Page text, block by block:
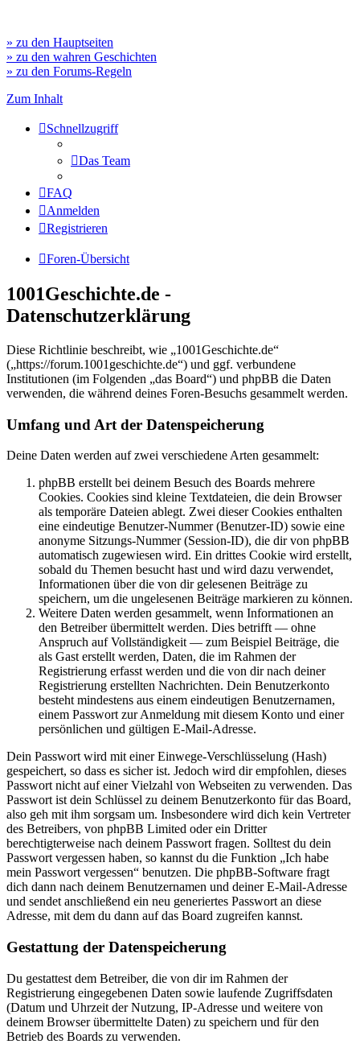
» zu den Hauptseiten
» zu den wahren Geschichten
» zu den Forums-Regeln
Zum Inhalt
Schnellzugriff
Das Team
FAQ
Anmelden
Registrieren
Foren-Übersicht
1001Geschichte.de -
Datenschutzerklärung
Diese Richtlinie beschreibt, wie „1001Geschichte.de“
(„https://forum.1001geschichte.de“) und ggf. verbundene
Institutionen (im Folgenden „das Board“) und phpBB die Daten
verwenden, die während deines Foren-Besuchs gesammelt werden.
Umfang und Art der Datenspeicherung
Deine Daten werden auf zwei verschiedene Arten gesammelt:
phpBB erstellt bei deinem Besuch des Boards mehrere
Cookies. Cookies sind kleine Textdateien, die dein Browser
als temporäre Dateien ablegt. Zwei dieser Cookies enthalten
eine eindeutige Benutzer-Nummer (Benutzer-ID) sowie eine
anonyme Sitzungs-Nummer (Session-ID), die dir von phpBB
automatisch zugewiesen wird. Ein drittes Cookie wird erstellt,
sobald du Themen besucht hast und wird dazu verwendet,
Informationen über die von dir gelesenen Beiträge zu
speichern, um die ungelesenen Beiträge markieren zu können.
Weitere Daten werden gesammelt, wenn Informationen an
den Betreiber übermittelt werden. Dies betrifft — ohne
Anspruch auf Vollständigkeit — zum Beispiel Beiträge, die
als Gast erstellt werden, Daten, die im Rahmen der
Registrierung erfasst werden und die von dir nach deiner
Registrierung erstellten Nachrichten. Dein Benutzerkonto
besteht mindestens aus einem eindeutigen Benutzernamen,
einem Passwort zur Anmeldung mit diesem Konto und einer
persönlichen und gültigen E-Mail-Adresse.
Dein Passwort wird mit einer Einwege-Verschlüsselung (Hash)
gespeichert, so dass es sicher ist. Jedoch wird dir empfohlen, dieses
Passwort nicht auf einer Vielzahl von Webseiten zu verwenden. Das
Passwort ist dein Schlüssel zu deinem Benutzerkonto für das Board,
also geh mit ihm sorgsam um. Insbesondere wird dich kein Vertreter
des Betreibers, von phpBB Limited oder ein Dritter
berechtigterweise nach deinem Passwort fragen. Solltest du dein
Passwort vergessen haben, so kannst du die Funktion „Ich habe
mein Passwort vergessen“ benutzen. Die phpBB-Software fragt
dich dann nach deinem Benutzernamen und deiner E-Mail-Adresse
und sendet anschließend ein neu generiertes Passwort an diese
Adresse, mit dem du dann auf das Board zugreifen kannst.
Gestattung der Datenspeicherung
Du gestattest dem Betreiber, die von dir im Rahmen der
Registrierung eingegebenen Daten sowie laufende Zugriffsdaten
(Datum und Uhrzeit der Nutzung, IP-Adresse und weitere von
deinem Browser übermittelte Daten) zu speichern und für den
Betrieb des Boards zu verwenden.